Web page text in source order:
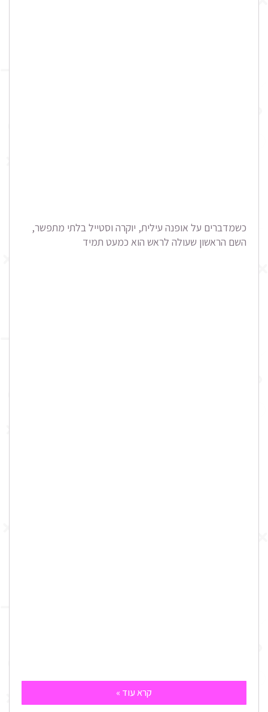
כשמדברים על אופנה עילית, יוקרה וסטייל בלתי מתפשר,
השם הראשון שעולה לראש הוא כמעט תמיד
קרא עוד »